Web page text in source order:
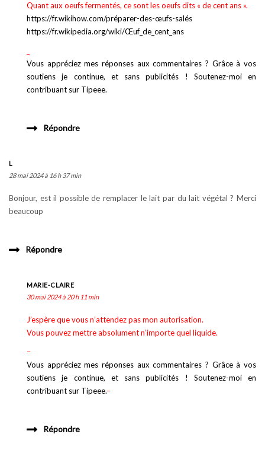
Quant aux oeufs fermentés, ce sont les oeufs dits « de cent ans ».
https://fr.wikihow.com/préparer-des-œufs-salés
https://fr.wikipedia.org/wiki/Œuf_de_cent_ans
Vous appréciez mes réponses aux commentaires ? Grâce à vos
soutiens je continue, et sans publicités ! Soutenez-moi en
contribuant sur Tipeee.
Répondre
L
28 mai 2024 à 16 h 37 min
Bonjour, est il possible de remplacer le lait par du lait végétal ? Merci
beaucoup
Répondre
MARIE-CLAIRE
30 mai 2024 à 20 h 11 min
J’espère que vous n’attendez pas mon autorisation.
Vous pouvez mettre absolument n’importe quel liquide.
–
Vous appréciez mes réponses aux commentaires ? Grâce à vos
soutiens je continue, et sans publicités ! Soutenez-moi en
contribuant sur Tipeee.–
Répondre